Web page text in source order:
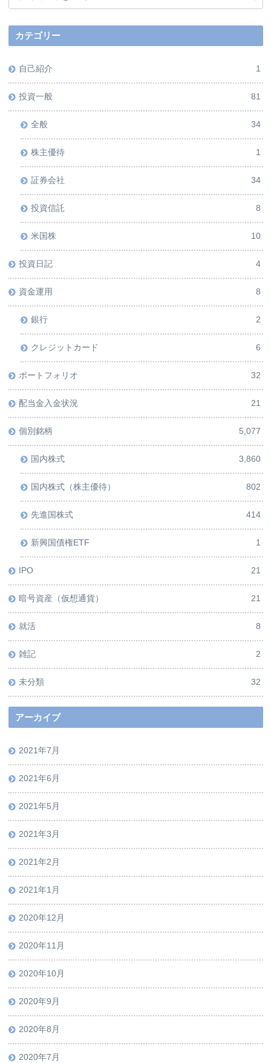
カテゴリー
自己紹介 1
投資一般 81
全般 34
株主優待 1
証券会社 34
投資信託 8
米国株 10
投資日記 4
資金運用 8
銀行 2
クレジットカード 6
ポートフォリオ 32
配当金入金状況 21
個別銘柄 5,077
国内株式 3,860
国内株式（株主優待） 802
先進国株式 414
新興国債権ETF 1
IPO 21
暗号資産（仮想通貨） 21
就活 8
雑記 2
未分類 32
アーカイブ
2021年7月
2021年6月
2021年5月
2021年3月
2021年2月
2021年1月
2020年12月
2020年11月
2020年10月
2020年9月
2020年8月
2020年7月